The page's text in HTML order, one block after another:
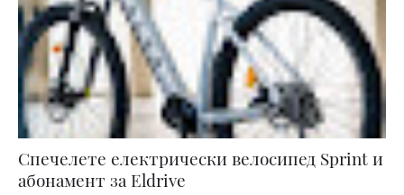
Спечелете електрически велосипед Sprint и
абонамент за Eldrive